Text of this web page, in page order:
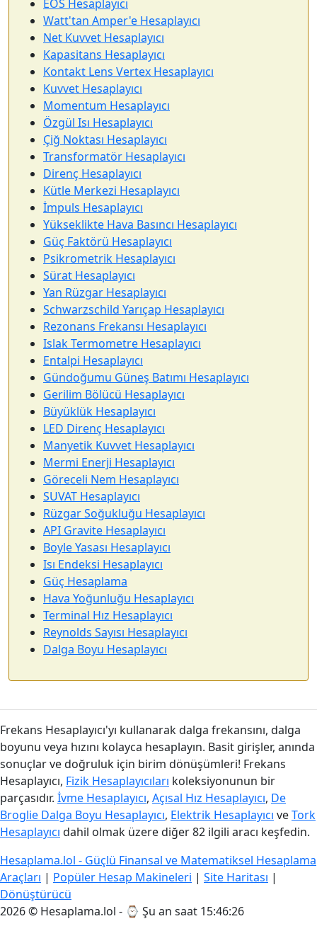
EOS Hesaplayıcı
Watt'tan Amper'e Hesaplayıcı
Net Kuvvet Hesaplayıcı
Kapasitans Hesaplayıcı
Kontakt Lens Vertex Hesaplayıcı
Kuvvet Hesaplayıcı
Momentum Hesaplayıcı
Özgül Isı Hesaplayıcı
Çiğ Noktası Hesaplayıcı
Transformatör Hesaplayıcı
Direnç Hesaplayıcı
Kütle Merkezi Hesaplayıcı
İmpuls Hesaplayıcı
Yükseklikte Hava Basıncı Hesaplayıcı
Güç Faktörü Hesaplayıcı
Psikrometrik Hesaplayıcı
Sürat Hesaplayıcı
Yan Rüzgar Hesaplayıcı
Schwarzschild Yarıçap Hesaplayıcı
Rezonans Frekansı Hesaplayıcı
Islak Termometre Hesaplayıcı
Entalpi Hesaplayıcı
Gündoğumu Güneş Batımı Hesaplayıcı
Gerilim Bölücü Hesaplayıcı
Büyüklük Hesaplayıcı
LED Direnç Hesaplayıcı
Manyetik Kuvvet Hesaplayıcı
Mermi Enerji Hesaplayıcı
Göreceli Nem Hesaplayıcı
SUVAT Hesaplayıcı
Rüzgar Soğukluğu Hesaplayıcı
API Gravite Hesaplayıcı
Boyle Yasası Hesaplayıcı
Isı Endeksi Hesaplayıcı
Güç Hesaplama
Hava Yoğunluğu Hesaplayıcı
Terminal Hız Hesaplayıcı
Reynolds Sayısı Hesaplayıcı
Dalga Boyu Hesaplayıcı
Frekans Hesaplayıcı'yı kullanarak dalga frekansını, dalga
boyunu veya hızını kolayca hesaplayın. Basit girişler, anında
sonuçlar ve doğruluk için birim dönüşümleri! Frekans
Hesaplayıcı, Fizik Hesaplayıcıları koleksiyonunun bir
parçasıdır. İvme Hesaplayıcı, Açısal Hız Hesaplayıcı, De
Broglie Dalga Boyu Hesaplayıcı, Elektrik Hesaplayıcı veTork
Hesaplayıcı dahil olmak üzere diğer 82 ilgili aracı keşfedin.
Hesaplama.lol - Güçlü Finansal ve Matematiksel Hesaplama
Araçları | Popüler Hesap Makineleri | Site Haritası |
Dönüştürücü
2026 © Hesaplama.lol - ⌚ Şu an saat 15:46:27